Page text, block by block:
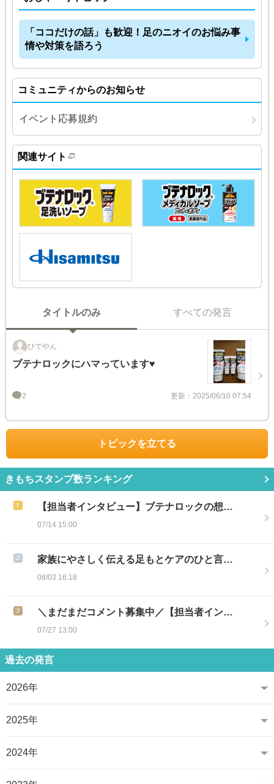
「ココだけの話」も歓迎！足のニオイのお悩み事
情や対策を語ろう
コミュニティからのお知らせ
イベント応募規約
関連サイト
タイトルのみ すべての発言
ひでやん
ブテナロックにハマっています♥️
2 更新：2025/06/10 07:54
トピックを立てる
きもちスタンプ数ランキング
【担当者インタビュー】ブテナロックの想…
07/14 15:00
家族にやさしく伝える足もとケアのひと言…
08/03 16:18
＼まだまだコメント募集中／【担当者イン…
07/27 13:00
過去の発言
2026年
2025年
2024年